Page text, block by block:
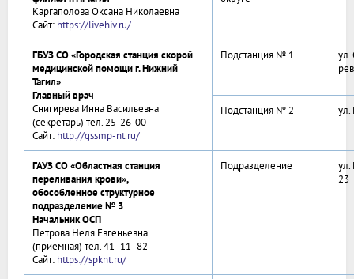
Каргаполова Оксана Николаевна
Сайт: https://livehiv.ru/
ГБУЗ СО «Городская станция скорой
медицинской помощи г. Нижний
Тагил»
Главный врач
Снигирева Инна Васильевна
(секретарь) тел. 25-26-00
Сайт: http://gssmp-nt.ru/
Подстанция № 1
ул.
Подстанция № 2 ул.
ГАУЗ СО «Областная станция
переливания крови»,
обособленное структурное
подразделение № 3
Начальник ОСП
Петрова Неля Евгеньевна
(приемная) тел. 41‒11‒82
Сайт: https://spknt.ru/
Подразделение
ул.
23